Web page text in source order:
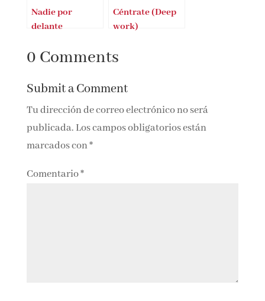
Nadie por
delante
Céntrate (Deep
work)
0 Comments
Submit a Comment
Tu dirección de correo electrónico no será
publicada.Los campos obligatorios están
marcados con*
Comentario*